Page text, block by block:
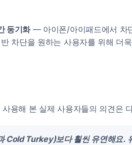
동기화— 아이폰/아이패드에서 차
차단을 원하는 사용자를 위해 더
용해 본 실제 사용자들의 의견은
Cold Turkey)보다 훨씬 유연해요.